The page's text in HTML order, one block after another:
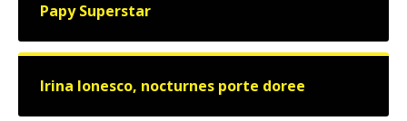
Papy Superstar
Irina Ionesco, nocturnes porte doree